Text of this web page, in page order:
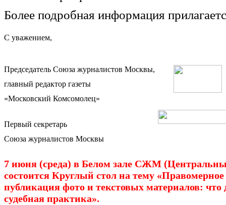
Более подробная информация
С уважением,
Председатель Союза журналистов Москвы,
главный редактор газеты
«Московский Комсомолец»
Первый секретарь
Союза журналистов Москвы
7 июня (среда) в Белом зале СЖМ
состоится Круглый стол на тему
публикация фото и текстовых материалов: что
судебная практика».